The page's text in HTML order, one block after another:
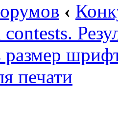
‹
размер
печати